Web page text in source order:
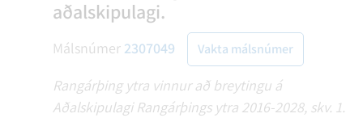
aðalskipulagi.
Málsnúmer 2307049 Vakta málsnúmer
Rangárþing ytra vinnur að breytingu á
Aðalskipulagi Rangárþings ytra 2016-2028, skv. 1.